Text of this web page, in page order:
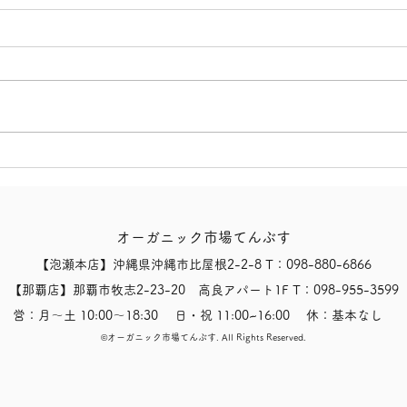
【有機インディアンペールエ
【ウ
オーガニック市場てんぶす
【泡瀬本店】沖縄県沖縄市比屋根2-2-8 T：098-880-6866
【那覇店】那覇市牧志2-23-20 高良アパート1F T：098-955-3599
営：月〜土 10:00〜18:30 日・祝 11:00~16:00 休：基本なし
​©オーガニック市場てんぶす. All Rights Reserved.